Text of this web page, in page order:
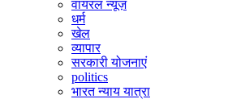
वायरल न्यूज़
धर्म
खेल
व्यापार
सरकारी योजनाएं
politics
भारत न्याय यात्रा